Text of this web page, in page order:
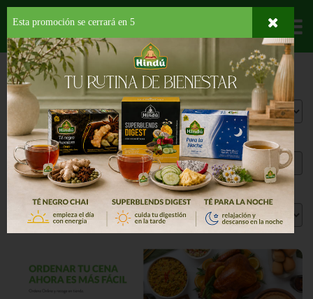
Departamentos
Selecciona la tienda para Recogido
Selecciona Fecha
Selecciona Hora
Esta promoción se cerrará en 5